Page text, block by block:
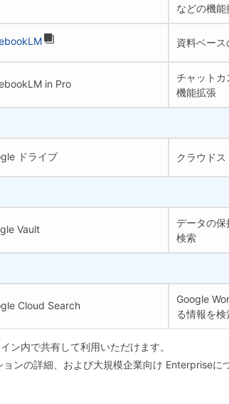
などの機能
資料ベース
in Pro
チャット
機能拡張
ドライブ クラウドス
Vault
データの保
検索
Cloud Search
Google
る情報を検
ン内で共有して利用いただけます。
ョンの詳細、および大規模企業向け Enterpriseに